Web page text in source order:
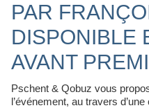
PAR
DISPONIBLE
AVANT
Pschent & Qobuz vous
l’événement, au travers